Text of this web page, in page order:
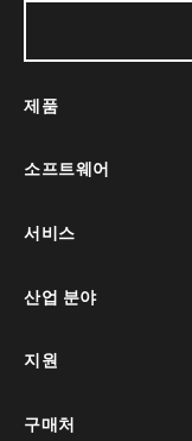
제품
소프트웨어
서비스
산업 분야
지원
구매처